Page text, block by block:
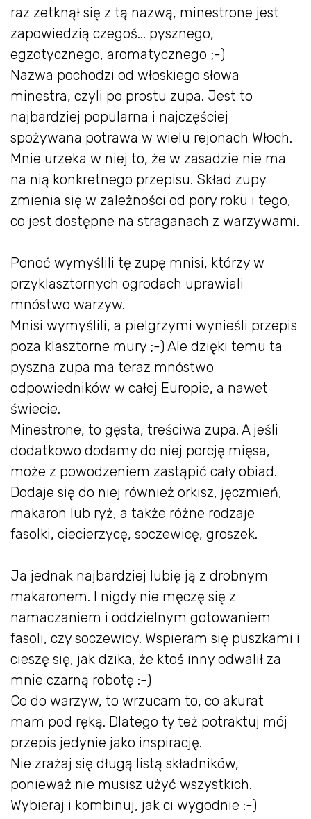
raz zetknął się z tą nazwą, minestrone jest
zapowiedzią czegoś... pysznego,
egzotycznego, aromatycznego ;-)
Nazwa pochodzi od włoskiego słowa
minestra, czyli po prostu zupa. Jest to
najbardziej popularna i najczęściej
spożywana potrawa w wielu rejonach Włoch.
Mnie urzeka w niej to, że w zasadzie nie ma
na nią konkretnego przepisu. Skład zupy
zmienia się w zależności od pory roku i tego,
co jest dostępne na straganach z warzywami.
Ponoć wymyślili tę zupę mnisi, którzy w
przyklasztornych ogrodach uprawiali
mnóstwo warzyw.
Mnisi wymyślili, a pielgrzymi wynieśli przepis
poza klasztorne mury ;-) Ale dzięki temu ta
pyszna zupa ma teraz mnóstwo
odpowiedników w całej Europie, a nawet
świecie.
Minestrone, to gęsta, treściwa zupa. A jeśli
dodatkowo dodamy do niej porcję mięsa,
może z powodzeniem zastąpić cały obiad.
Dodaje się do niej również orkisz, jęczmień,
makaron lub ryż, a także różne rodzaje
fasolki, ciecierzycę, soczewicę, groszek.
Ja jednak najbardziej lubię ją z drobnym
makaronem. I nigdy nie męczę się z
namaczaniem i oddzielnym gotowaniem
fasoli, czy soczewicy. Wspieram się puszkami i
cieszę się, jak dzika, że ktoś inny odwalił za
mnie czarną robotę :-)
Co do warzyw, to wrzucam to, co akurat
mam pod ręką. Dlatego ty też potraktuj mój
przepis jedynie jako inspirację.
Nie zrażaj się długą listą składników,
ponieważ nie musisz użyć wszystkich.
Wybieraj i kombinuj, jak ci wygodnie :-)